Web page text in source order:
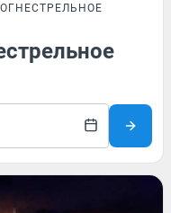
ОГНЕСТРЕЛЬНОЕ